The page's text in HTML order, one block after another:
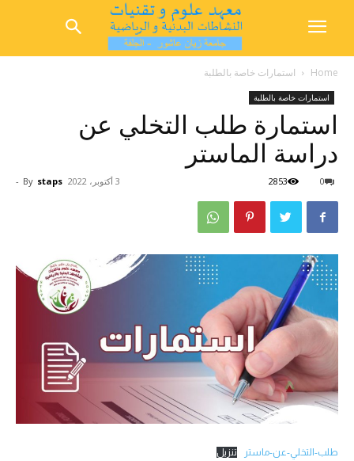
Home استمارات خاصة بالطلبة
استمارات خاصة بالطلبة
استمارة طلب التخلي عن
دراسة الماستر
By staps
- 3 أكتوبر، 2022 0
2853
طلب-التخلي-عن-ماستر تنزيل